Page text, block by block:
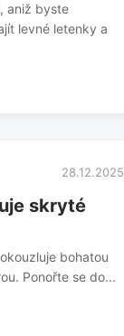
aniž byste
levné letenky a
28.12.2025
skryté
bohatou
Ponořte se do...